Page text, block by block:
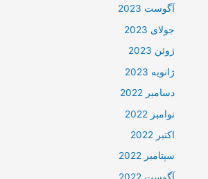
آگوست 2023
جولای 2023
ژوئن 2023
ژانویه 2023
دسامبر 2022
نوامبر 2022
اکتبر 2022
سپتامبر 2022
آگوست 2022